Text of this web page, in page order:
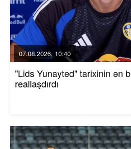
07.08.2026, 10:40
"Lids Yunayted" tarixinin ən
reallaşdırdı